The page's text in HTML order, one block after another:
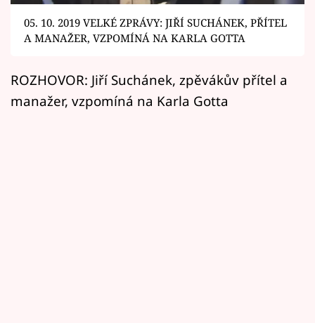
Filmový festival Karlovy Vary
Mámy sobě
05. 10. 2019 VELKÉ ZPRÁVY: JIŘÍ SUCHÁNEK, PŘÍTEL
A MANAŽER, VZPOMÍNÁ NA KARLA GOTTA
ROZHOVOR: Jiří Suchánek, zpěvákův přítel a
manažer, vzpomíná na Karla Gotta